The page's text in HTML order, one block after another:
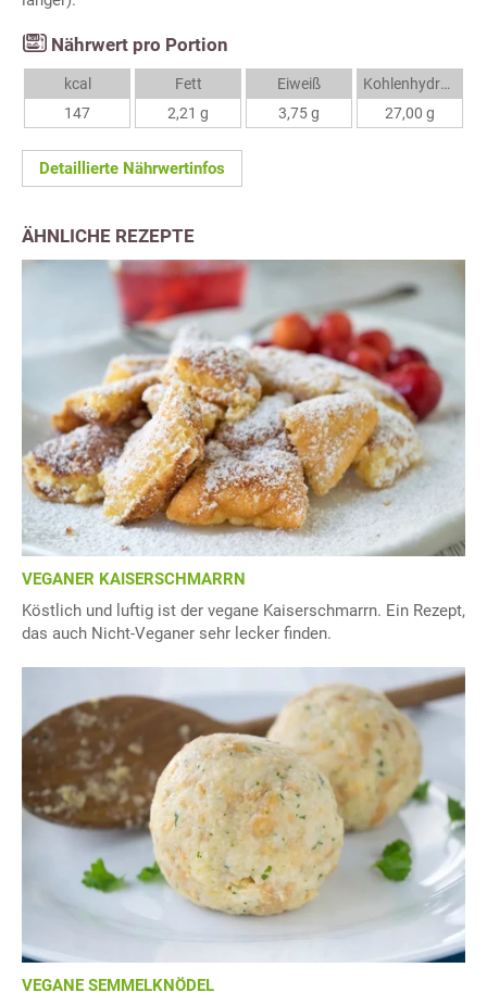
Nährwert pro Portion
kcal
147
Fett
2,21 g
Eiweiß
3,75 g
Kohlenhydrate
27,00 g
Detaillierte Nährwertinfos
ÄHNLICHE REZEPTE
VEGANER KAISERSCHMARRN
Köstlich und luftig ist der vegane Kaiserschmarrn. Ein Rezept,
das auch Nicht-Veganer sehr lecker finden.
VEGANE SEMMELKNÖDEL